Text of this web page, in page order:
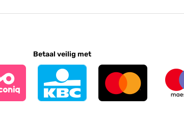
Betaal veilig met